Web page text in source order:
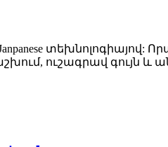
տեխնոլոգիայով:
ուշագրավ գույն և